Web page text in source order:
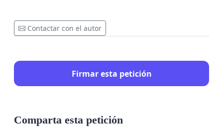
Contactar con el autor
Firmar esta petición
Comparta esta petición